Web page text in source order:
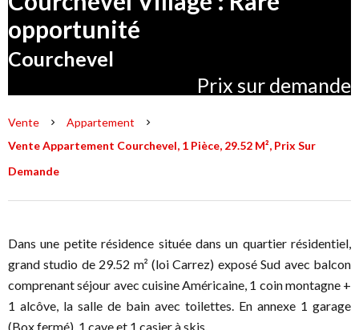
opportunité
Courchevel
Prix sur demande
Vente
Appartement
Vente Appartement Courchevel, 1 Pièce, 29.52 M², Prix Sur
Demande
Dans une petite résidence située dans un quartier résidentiel,
grand studio de 29.52 m² (loi Carrez) exposé Sud avec balcon
comprenant séjour avec cuisine Américaine, 1 coin montagne +
1 alcôve, la salle de bain avec toilettes. En annexe 1 garage
(Box fermé), 1 cave et 1 casier à skis.